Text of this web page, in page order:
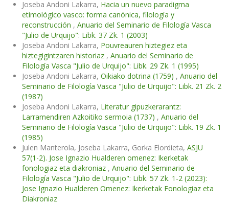
Joseba Andoni Lakarra, Hacia un nuevo paradigma
etimológico vasco: forma canónica, filología y
reconstrucción , Anuario del Seminario de Filología Vasca
"Julio de Urquijo": Libk. 37 Zk. 1 (2003)
Joseba Andoni Lakarra, Pouvreauren hiztegiez eta
hiztegigintzaren historiaz , Anuario del Seminario de
Filología Vasca "Julio de Urquijo": Libk. 29 Zk. 1 (1995)
Joseba Andoni Lakarra, Oikiako dotrina (1759) , Anuario del
Seminario de Filología Vasca "Julio de Urquijo": Libk. 21 Zk. 2
(1987)
Joseba Andoni Lakarra, Literatur gipuzkerarantz:
Larramendiren Azkoitiko sermoia (1737) , Anuario del
Seminario de Filología Vasca "Julio de Urquijo": Libk. 19 Zk. 1
(1985)
Julen Manterola, Joseba Lakarra, Gorka Elordieta, ASJU
57(1-2). Jose Ignazio Hualderen omenez: Ikerketak
fonologiaz eta diakroniaz , Anuario del Seminario de
Filología Vasca "Julio de Urquijo": Libk. 57 Zk. 1-2 (2023):
Jose Ignazio Hualderen Omenez: Ikerketak Fonologiaz eta
Diakroniaz